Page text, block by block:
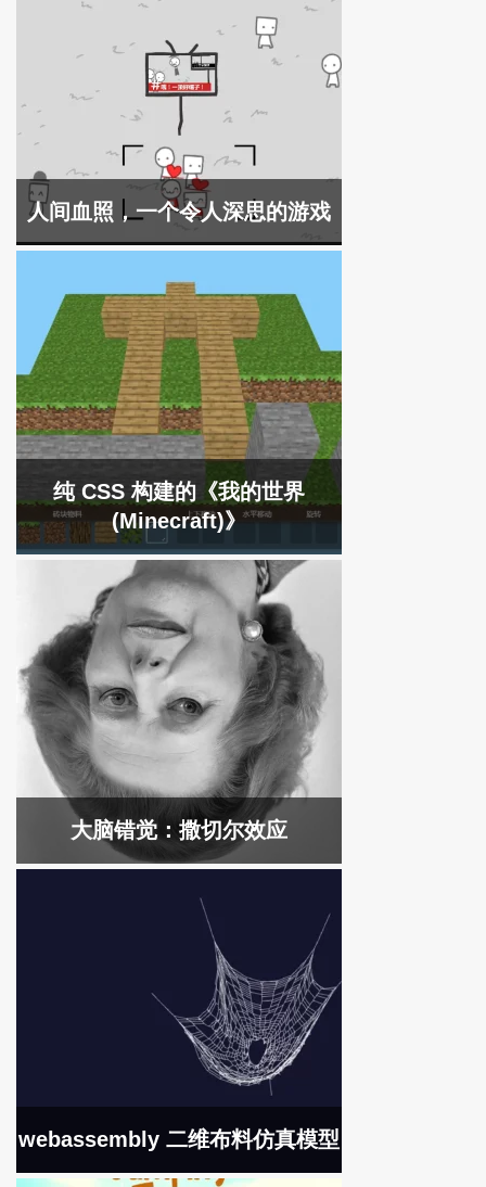
人间血照，一个令人深思的游戏
纯 CSS 构建的《我的世界
(Minecraft)》
大脑错觉：撒切尔效应
webassembly 二维布料仿真模型